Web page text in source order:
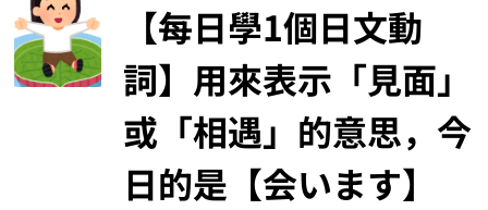
【每日學1個日文動
詞】用來表示「見面」
或「相遇」的意思，今
日的是【会います】